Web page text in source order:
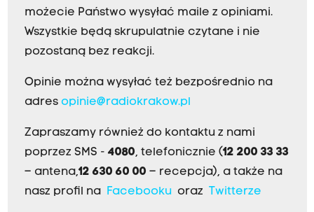
możecie Państwo wysyłać maile z opiniami.
Wszystkie będą skrupulatnie czytane i nie
pozostaną bez reakcji.
Opinie można wysyłać też bezpośrednio na
adres opinie@radiokrakow.pl
Zapraszamy również do kontaktu z nami
poprzez SMS - 4080, telefonicznie (12 200 33 33
– antena,12 630 60 00 – recepcja), a także na
nasz profil na Facebookuoraz Twitterze